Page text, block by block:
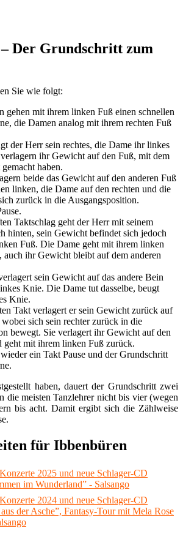
Der Grundschritt zum
Sie wie folgt:
gehen mit ihrem linken Fuß einen schnellen
die Damen analog mit ihrem rechten Fuß
der Herr sein rechtes, die Dame ihr linkes
ihr Gewicht auf den Fuß, mit dem
haben.
beide das Gewicht auf den anderen Fuß
linken, die Dame auf den rechten und die
zurück in die Ausgangsposition.
Taktschlag geht der Herr mit seinem
hinten, sein Gewicht befindet sich jedoch
Fuß. Die Dame geht mit ihrem linken
auch ihr Gewicht bleibt auf dem anderen
sein Gewicht auf das andere Bein
Knie. Die Dame tut dasselbe, beugt
Knie.
Takt verlagert er sein Gewicht zurück auf
sich sein rechter zurück in die
bewegt. Sie verlagert ihr Gewicht auf den
geht mit ihrem linken Fuß zurück.
ein Takt Pause und der Grundschritt
haben, dauert der Grundschritt zwei
die meisten Tanzlehrer nicht bis vier (wegen
bis acht. Damit ergibt sich die Zählweise
für Ibbenbüren
2025 und neue Schlager-CD
im Wunderland” - Salsango
2024 und neue Schlager-CD
der Asche”, Fantasy-Tour mit Mela Rose